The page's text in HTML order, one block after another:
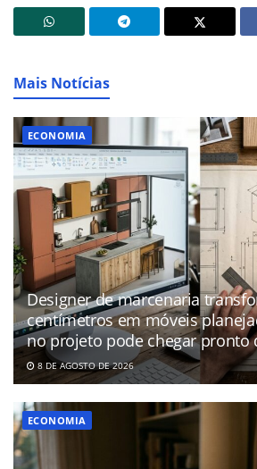
Mais Notícias
ECONOMIA
Designer de marcenaria
centímetros em móveis
no projeto pode chegar pronto
8 DE AGOSTO DE 2026
ECONOMIA